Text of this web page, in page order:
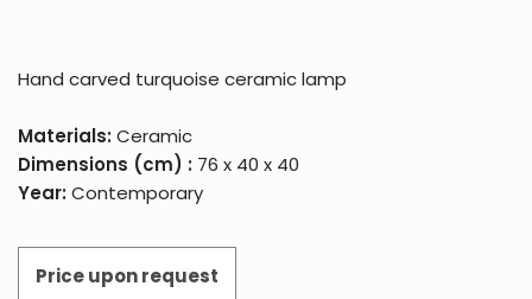
Hand carved turquoise ceramic lamp
Materials: Ceramic
Dimensions (cm) : 76 x 40 x 40
Year: Contemporary
Price upon request